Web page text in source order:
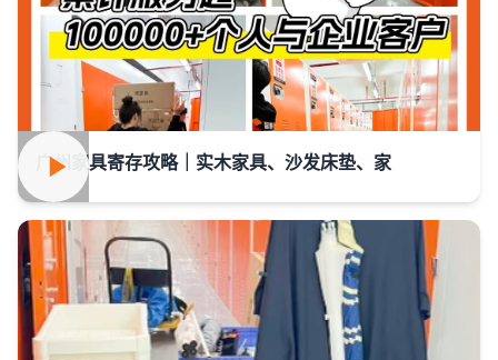
广州家具寄存攻略｜实木家具、沙发床垫、家